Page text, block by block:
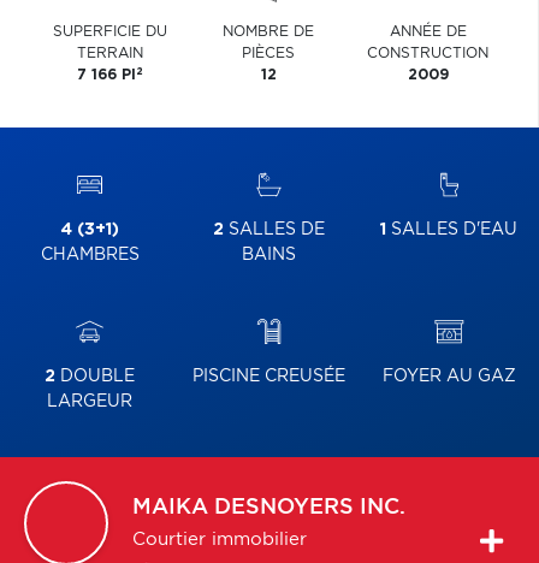
SUPERFICIE DU
TERRAIN
7 166 PI 2
NOMBRE DE
PIÈCES
12
ANNÉE DE
CONSTRUCTION
2009
4 (3+1)
CHAMBRES
2 SALLES DE
BAINS
1 SALLES D'EAU
2 DOUBLE
LARGEUR
PISCINE CREUSÉE FOYER AU GAZ
MAIKA DESNOYERS INC.
Courtier immobilier